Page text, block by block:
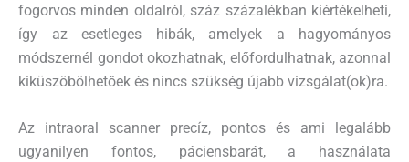
fogorvos minden oldalról, száz százalékban kiértékelheti,
így az esetleges hibák, amelyek a hagyományos
módszernél gondot okozhatnak, előfordulhatnak, azonnal
kiküszöbölhetőek és nincs szükség újabb vizsgálat(ok)ra.
Az intraoral scanner precíz, pontos és ami legalább
ugyanilyen fontos, páciensbarát, a használata